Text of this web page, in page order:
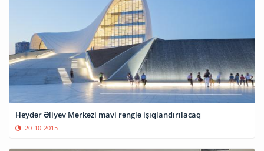
Heydər Əliyev Mərkəzi mavi rənglə işıqlandırılacaq
20-10-2015